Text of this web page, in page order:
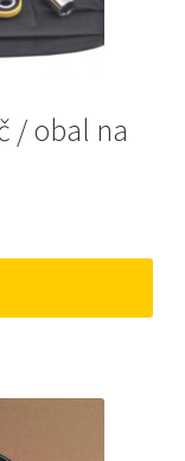
/ obal na